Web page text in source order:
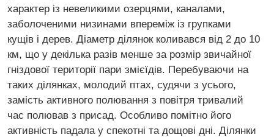
характер із невеликими озерцями, каналами,
заболоченими низинами впереміж із групками
кущів і дерев. Діаметр ділянок коливався від 2 до 10
км, що у декілька разів менше за розмір звичайної
гніздової території пари змієїдів. Перебуваючи на
таких ділянках, молодий птах, судячи з усього,
замість активного полювання з повітря тривалий
час полював з присад. Особливо помітно його
активність падала у спекотні та дощові дні. Ділянки